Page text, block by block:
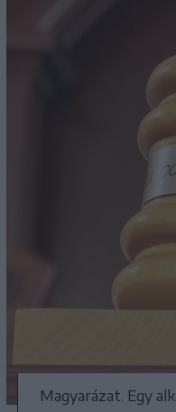
Magyarázat. Egy